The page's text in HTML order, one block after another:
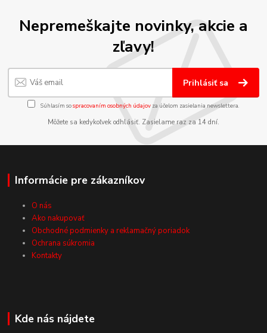
Nepremeškajte novinky, akcie a
zľavy!
Prihlásiť sa
Súhlasím sospracovaním osobných údajov za účelom zasielania newslettera.
Môžete sa kedykoľvek odhlásiť. Zasielame raz za 14 dní.
Informácie pre zákazníkov
O nás
Ako nakupovať
Obchodné podmienky a reklamačný poriadok
Ochrana súkromia
Kontakty
Kde nás nájdete